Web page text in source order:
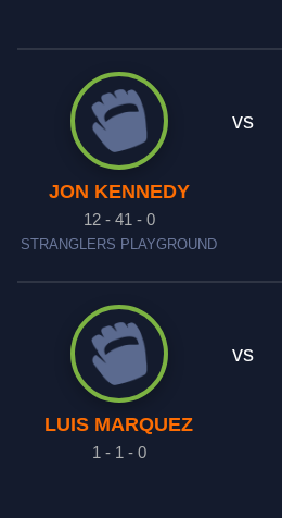
JON KENNEDY
12 - 41 - 0
STRANGLERS PLAYGROUND
vs
LUIS MARQUEZ
1 - 1 - 0
vs